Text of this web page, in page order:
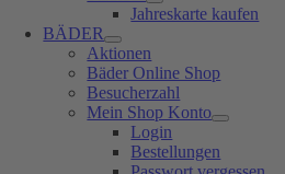
Jahreskarte kaufen
BÄDER
Aktionen
Bäder Online Shop
Besucherzahl
Mein Shop Konto
Login
Bestellungen